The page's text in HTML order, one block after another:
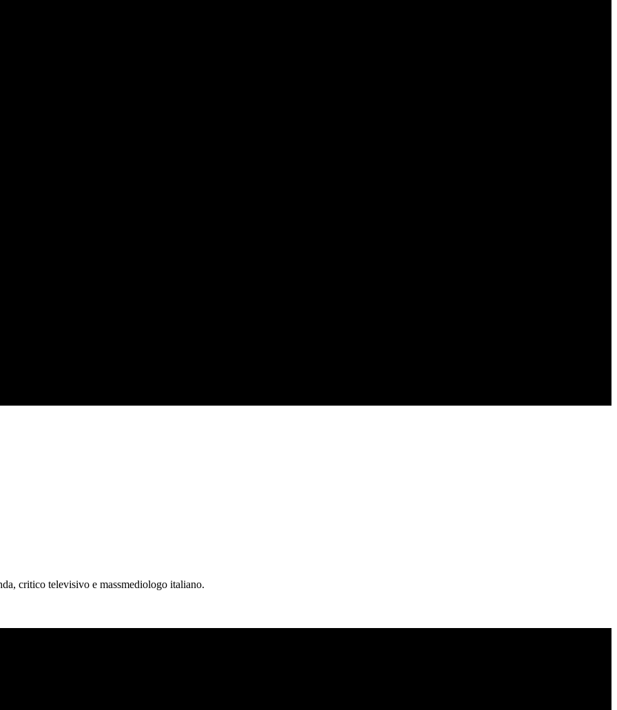
critico televisivo e massmediologo italiano.